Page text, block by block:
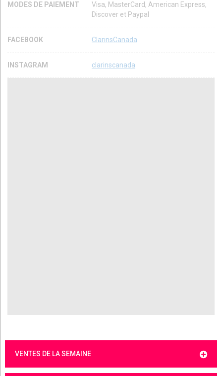
MODES DE PAIEMENT
Visa, MasterCard, American Express,
Discover et Paypal
FACEBOOK ClarinsCanada
INSTAGRAM clarinscanada
VENTES DE LA SEMAINE